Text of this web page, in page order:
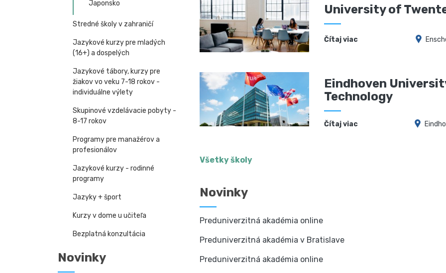
Japonsko
Stredné školy v zahraničí
Jazykové kurzy pre mladých
(16+) a dospelých
Jazykové tábory, kurzy pre
žiakov vo veku 7-18 rokov -
individuálne výlety
Skupinové vzdelávacie pobyty -
8-17 rokov
Programy pre manažérov a
profesionálov
Jazykové kurzy - rodinné
programy
Jazyky + šport
Kurzy v dome u učiteľa
Bezplatná konzultácia
Novinky
University of
Čítaj viac
Eindhoven
Technology
Čítaj viac
Všetky školy
Novinky
Preduniverzitná akadémia online
Preduniverzitná akadémia v Bratislave
Preduniverzitná akadémia online